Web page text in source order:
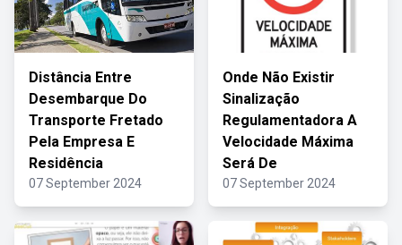
Distância Entre
Desembarque Do
Transporte Fretado
Pela Empresa E
Residência
07 September 2024
Onde Não Existir
Sinalização
Regulamentadora A
Velocidade Máxima
Será De
07 September 2024